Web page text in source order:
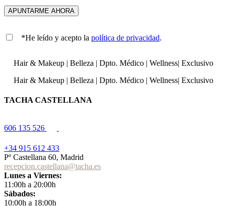
*He leído y acepto la política de privacidad.
Hair & Makeup | Belleza | Dpto. Médico | Wellness| Exclusivo
Hair & Makeup | Belleza | Dpto. Médico | Wellness| Exclusivo
TACHA CASTELLANA
606 135 526
+34 915 612 433
Pº Castellana 60, Madrid
recepcion.castellana@tacha.es
Lunes a Viernes:
11:00h a 20:00h
Sábados:
10:00h a 18:00h